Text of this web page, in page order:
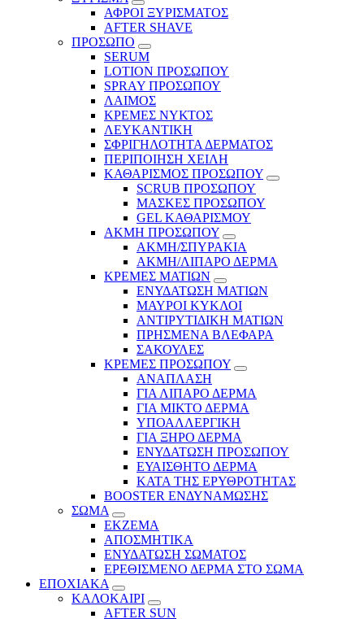
ΑΦΡΟΙ ΞΥΡΙΣΜΑΤΟΣ
AFTER SHAVE
ΠΡΟΣΩΠΟ
SERUM
LOTION ΠΡΟΣΩΠΟΥ
SPRAY ΠΡΟΣΩΠΟΥ
ΛΑΙΜΟΣ
ΚΡΕΜΕΣ ΝΥΚΤΟΣ
ΛΕΥΚΑΝΤΙΚΗ
ΣΦΡΙΓΗΛΟΤΗΤΑ ΔΕΡΜΑΤΟΣ
ΠΕΡΙΠΟΙΗΣΗ ΧΕΙΛΗ
ΚΑΘΑΡΙΣΜΟΣ ΠΡΟΣΩΠΟΥ
SCRUB ΠΡΟΣΩΠΟΥ
ΜΑΣΚΕΣ ΠΡΟΣΩΠΟΥ
GEL ΚΑΘΑΡΙΣΜΟΥ
ΑΚΜΗ ΠΡΟΣΩΠΟΥ
ΑΚΜΗ/ΣΠΥΡΑΚΙΑ
ΑΚΜΗ/ΛΙΠΑΡΟ ΔΕΡΜΑ
ΚΡΕΜΕΣ ΜΑΤΙΩΝ
ΕΝΥΔΑΤΩΣΗ ΜΑΤΙΩΝ
ΜΑΥΡΟΙ ΚΥΚΛΟΙ
ΑΝΤΙΡΥΤΙΔΙΚΗ ΜΑΤΙΩΝ
ΠΡΗΣΜΕΝΑ ΒΛΕΦΑΡΑ
ΣΑΚΟΥΛΕΣ
ΚΡΕΜΕΣ ΠΡΟΣΩΠΟΥ
ΑΝΑΠΛΑΣΗ
ΓΙΑ ΛΙΠΑΡΟ ΔΕΡΜΑ
ΓΙΑ ΜΙΚΤΟ ΔΕΡΜΑ
ΥΠΟΑΛΛΕΡΓΙΚΗ
ΓΙΑ ΞΗΡΟ ΔΕΡΜΑ
ΕΝΥΔΑΤΩΣΗ ΠΡΟΣΩΠΟΥ
ΕΥΑΙΣΘΗΤΟ ΔΕΡΜΑ
ΚΑΤΑ ΤΗΣ ΕΡΥΘΡΟΤΗΤΑΣ
BOOSTER ΕΝΔΥΝΑΜΩΣΗΣ
ΣΩΜΑ
ΕΚΖΕΜΑ
ΑΠΟΣΜΗΤΙΚΑ
ΕΝΥΔΑΤΩΣΗ ΣΩΜΑΤΟΣ
ΕΡΕΘΙΣΜΕΝΟ ΔΕΡΜΑ ΣΤΟ ΣΩΜΑ
ΕΠΟΧΙΑΚΑ
ΚΑΛΟΚΑΙΡΙ
AFTER SUN